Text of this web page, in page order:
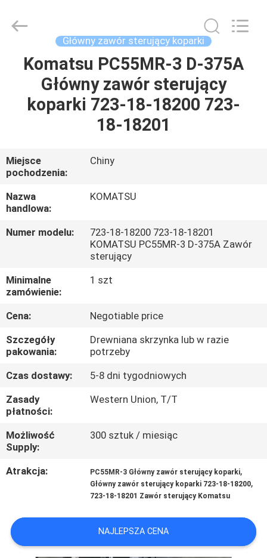
DOM
PRODUKTY
POKAZ
VR
O
WYCIECZKA
PO
FABRYCE
KONTROLA
JAKOŚCI
SKONTAKTUJ
SIĘ
Z
AKTUALNOŚCI
Machinery
Główny zawór sterujący koparki
Komatsu PC55MR-3 D-375A
Główny zawór sterujący
koparki 723-18-18200 723-
18-18201
Miejsce
pochodzenia:
Chiny
Nazwa
handlowa:
KOMATSU
Numer modelu:
723-18-18200 723-18-18201
KOMATSU PC55MR-3 D-375A Zawór
sterujący
Minimalne
zamówienie:
1 szt
Cena:
Negotiable price
Szczegóły
pakowania:
Drewniana skrzynka lub w razie
potrzeby
Czas dostawy:
5-8 dni tygodniowych
Zasady
płatności:
Western Union, T/T
Możliwość
Supply:
300 sztuk / miesiąc
Atrakcja: PC55MR-3 Główny zawór sterujący koparki,
Główny zawór sterujący koparki 723-18-18200,
723-18-18201 Zawór sterujący Komatsu
NAJLEPSZA CENA